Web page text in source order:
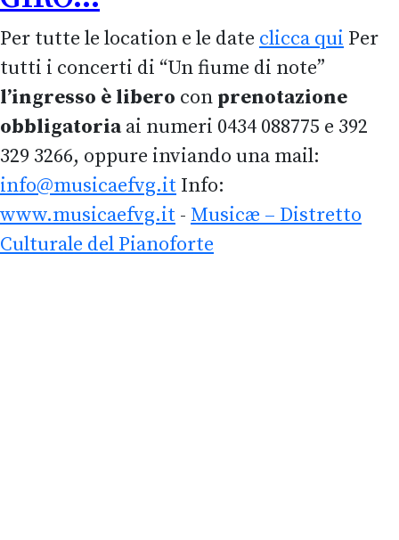
Per tutte le location e le date clicca qui Per
tutti i concerti di “Un fiume di note”
l’ingresso è libero con prenotazione
obbligatoriaai numeri 0434 088775 e 392
329 3266, oppure inviando una mail:
info@musicaefvg.it Info:
www.musicaefvg.it - Musicæ – Distretto
Culturale del Pianoforte